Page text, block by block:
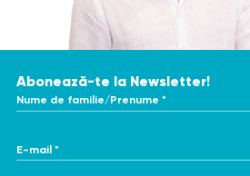
Abonează-te la Newsletter!
Nume de familie/Prenume *
E-mail *